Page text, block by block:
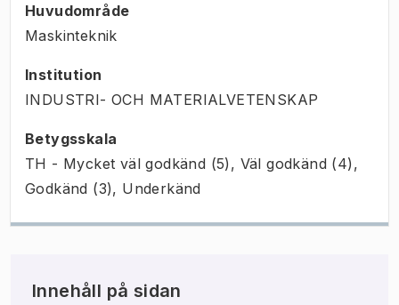
Huvudområde
Maskinteknik
Institution
INDUSTRI- OCH MATERIALVETENSKAP
Betygsskala
TH - Mycket väl godkänd (5), Väl godkänd (4),
Godkänd (3), Underkänd
Innehåll på sidan